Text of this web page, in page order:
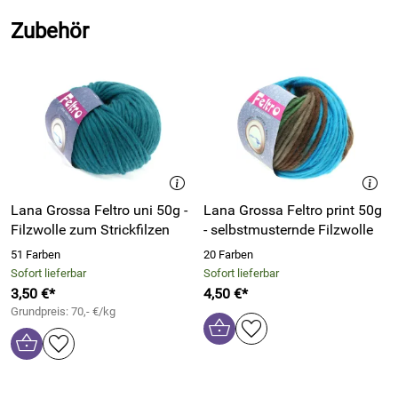
36 tolle Modell zum strickfilzen
ausführlich beschriebene Anleitungen
Schuhe und Accessoires für die ganze Familie
eine ausführliche Anleitung zum Strickfilzen
Hersteller: LANA GROSSA GmbH, Ingolstädter Straße 86,
85080 Gaimersheim, Deutschland, https://www.lana-
Zubehör
Lana Grossa Feltro uni 50g -
Filzwolle zum Strickfilzen
51 Farben
Sofort lieferbar
3,50 €*
Grundpreis: 70,- €/kg
Lana Grossa Feltro print 50g
- selbstmusternde Filzwolle
20 Farben
Sofort lieferbar
4,50 €*